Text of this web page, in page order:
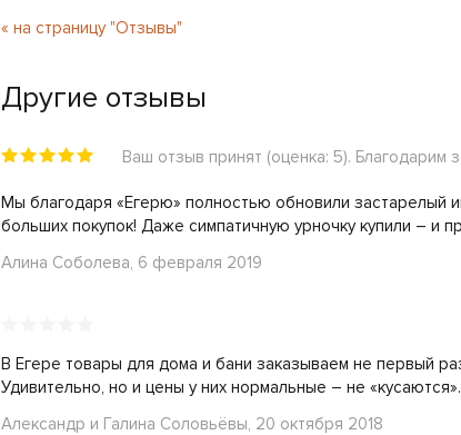
« на страницу "Отзывы"
Другие отзывы
Ваш отзыв принят (оценка: 5). Благодарим
Мы благодаря «Егерю» полностью обновили застарелый
больших покупок! Даже симпатичную урночку купили – и
Алина Соболева, 6 февраля 2019
В Егере товары для дома и бани заказываем не первый
Удивительно, но и цены у них нормальные – не
Александр и Галина Соловьёвы, 20 октября 2018